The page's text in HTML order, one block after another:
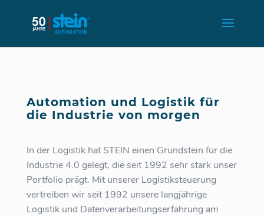
Automation und Logistik für
die Industrie von morgen
In der Logistik hat STEIN einen Grundstein für die
Industrie 4.0 gelegt, die seit 1992 sehr stark unser
Portfolio prägt. Mit unserer Logistiksteuerung
vertreiben wir seit 1992 unsere langjährige
Logistik und Datenverarbeitungserfahrung am